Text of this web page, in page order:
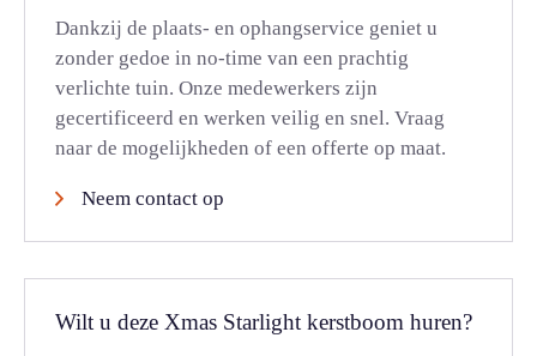
Dankzij de plaats- en ophangservice geniet u
zonder gedoe in no-time van een prachtig
verlichte tuin. Onze medewerkers zijn
gecertificeerd en werken veilig en snel. Vraag
naar de mogelijkheden of een offerte op maat.
Neem contact op
Wilt u deze Xmas Starlight kerstboom huren?